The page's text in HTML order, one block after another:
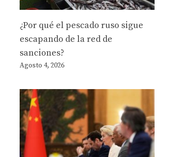
¿Por qué el pescado ruso sigue
escapando de la red de
sanciones?
Agosto 4, 2026